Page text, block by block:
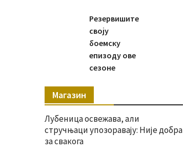
Резервишите
своју
боемску
епизоду ове
сезоне
Магазин
Лубеница освежава, али
стручњаци упозоравају: Није добра
за свакога